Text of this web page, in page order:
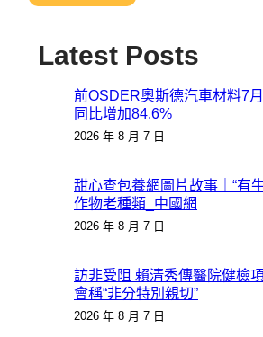
Latest Posts
前OSDER奧斯德汽車材料7
同比增加84.6%
2026 年 8 月 7 日
甜心查包養網圖片故事｜“有
作物老種類_中國網
2026 年 8 月 7 日
訪非受阻 賴清秀傳醫院健檢
會稱“非分特別親切”
2026 年 8 月 7 日